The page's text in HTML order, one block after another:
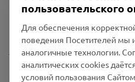
Политика конфиденциальности
Промо-материалы
Настройки cookies
Общество с ограниченной
пользовательского
Для обеспечения
поведения Посетителей мы
аналогичные технологии.
аналитических cookies
условий пользования